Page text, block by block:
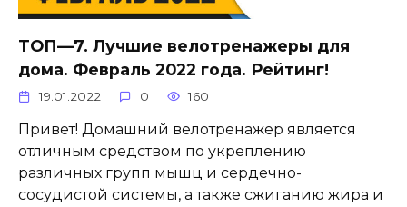
ТОП—7. Лучшие велотренажеры для
дома. Февраль 2022 года. Рейтинг!
19.01.2022 0 160
Привет! Домашний велотренажер является
отличным средством по укреплению
различных групп мышц и сердечно-
сосудистой системы, а также сжиганию жира и